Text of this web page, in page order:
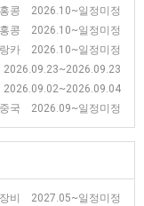
홍콩 2026.10~일정미정
홍콩 2026.10~일정미정
카 2026.10~일정미정
중국 2026.09~일정미정
비 2027.05~일정미정